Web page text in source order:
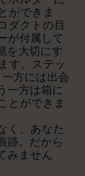
ができま
ダクトの目
が付属して
を大切にす
す。ステッ
方には出会
一方は箱に
とができま
く、あなた
跡。だから
みません